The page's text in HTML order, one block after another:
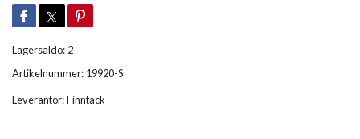
Lagersaldo: 2
Artikelnummer: 19920-S
Leverantör:Finntack